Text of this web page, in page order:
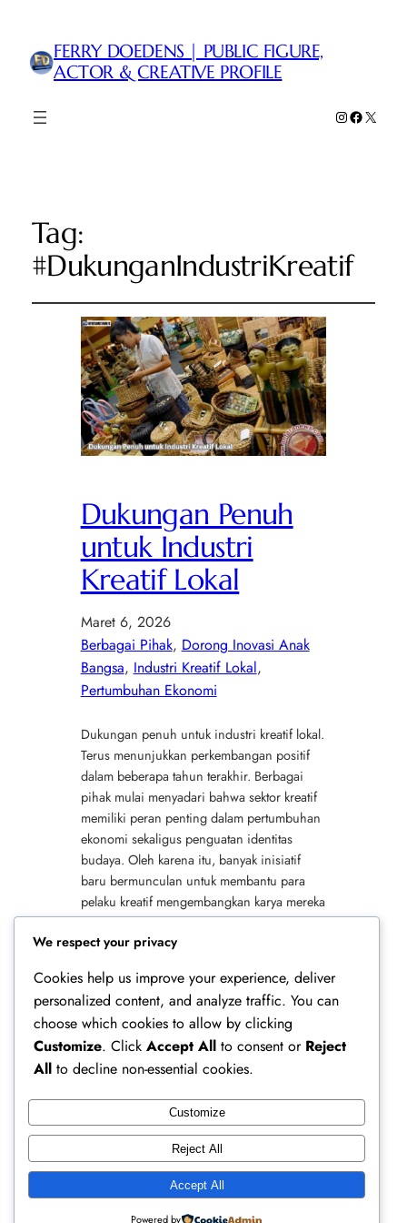
FERRY DOEDENS | PUBLIC FIGURE,
ACTOR & CREATIVE PROFILE
Instagram
Facebook
X
Tag:
#DukunganIndustriKreatif
Dukungan Penuh
untuk Industri
Kreatif Lokal
Maret 6, 2026
Berbagai Pihak, Dorong Inovasi Anak
Bangsa, Industri Kreatif Lokal
Pertumbuhan Ekonomi
Dukungan penuh untuk industri kreatif lokal.
Terus menunjukkan perkembangan positif
dalam beberapa tahun terakhir. Berbagai
pihak mulai menyadari bahwa sektor kreatif
memiliki peran penting dalam pertumbuhan
ekonomi sekaligus penguatan identitas
budaya. Oleh karena itu, banyak inisiatif
baru bermunculan untuk membantu para
pelaku kreatif mengembangkan karya mereka
secara lebih luas. Selain itu, dukungan
penuh untuk industri…
Ferry Doedens | Public Figure, Actor & Creative
Profile
Instagram
Facebook
X
We respect your privacy
Cookies help us improve your experience, deliver
personalized content, and analyze traffic. You can
choose which cookies to allow by clicking
Customize. Click Accept All to consent or Reject
All to decline non-essential cookies.
Customize
Reject All
Accept All
Powered by